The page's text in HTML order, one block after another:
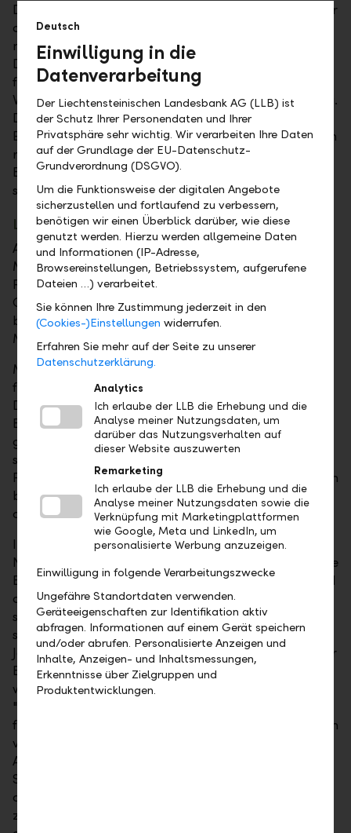
Die Eröffnung markiert einen bedeutenden Schritt für
die LLB und unterstreicht ihre Rolle als Anbieterin
massgeschneiderter Finanzlösungen in Deutschland.
Das Traditionshaus mit über 160-jähriger Geschichte
fokussiert sich auf die Vermögensstrukturierung, die
Vermögensverwaltung sowie auf die Anlageberatung.
Depotbank- und Execution-only-Services für
Endkunden von unabhängigen Vermögensverwaltern
runden das Portfolio der LLB ab. Der
Buchungsstandort ist Liechtenstein – einer der
sichersten Finanzplätze der Welt.
LLB mit starker Präsenz vor Ort
Anfang des Jahres hat die LLB mit rund 20
Mitarbeitenden das operative Geschäft in München,
Frankfurt und Düsseldorf aufgenommen. Der
Grossteil des restlichen Personals ist ebenfalls
bereits unter Vertrag und wird in den nächsten
Monaten die Standorte verstärken.
Martin Heutschi, Leiter Private Banking der LLB: "Wir
freuen uns sehr, dass wir für den Aufbau in
Deutschland hoch qualifizierte und erfahrene
Beraterinnen und Berater für dieLLB Deutschland
gewinnen konnten. Zudem ist es uns gelungen,
sämtliche Führungspositionen mit überzeugenden
Persönlichkeiten zu besetzen. Unsere Mitarbeitenden
bilden eine ausgezeichnete Basis für unsere
ambitionierten Pläne in Deutschland."
In München wird das Team von Jochen Schindler-
Nagy geleitet, der über 15 Jahre Erfahrung im Private
Banking mitbringt und zuvor bei der UBS Europe und
der Credit Suisse tätig war. Seine Expertise erstreckt
sich über Investmentbanking, Asset Management
sowie Spezialfondslösungen und Private Labelling.
Jochen Schindler-Nagy betont: "Als werteorientierter
Banker freue ich mich, für ein Institut tätig zu sein,
welches seine individuellen Werte "integer",
"respektvoll", "leidenschaftlich" und "exzellent" Tag
für Tag lebt. Mein Ziel ist es, für die Kunden der LLB ein
vertrauensvoller und verlässlicher Partner auf
Augenhöhe zu sein." Als stellvertretender
Standortleiter stösst mit Lennart Marx ein
ausgewiesener Kenner des Münchner Finanzplatzes
zur LLB. Er war zuletzt für das Wealth Management
Deutsch
Einwilligung in die
Datenverarbeitung
Der Liechtensteinischen Landesbank AG (LLB) ist
der Schutz Ihrer Personendaten und Ihrer
Privatsphäre sehr wichtig. Wir verarbeiten Ihre Daten
auf der Grundlage der EU-Datenschutz-
Grundverordnung (DSGVO).
Um die Funktionsweise der digitalen Angebote
sicherzustellen und fortlaufend zu verbessern,
benötigen wir einen Überblick darüber, wie diese
genutzt werden. Hierzu werden allgemeine Daten
und Informationen (IP-Adresse,
Browsereinstellungen, Betriebssystem, aufgerufene
Dateien …) verarbeitet.
Sie können Ihre Zustimmung jederzeit in den
(Cookies-)Einstellungen widerrufen.
Erfahren Sie mehr auf der Seite zu unserer
Datenschutzerklärung.
Analytics
Ich erlaube der LLB die Erhebung und die
Analyse meiner Nutzungsdaten, um
darüber das Nutzungsverhalten auf
dieser Website auszuwerten
Remarketing
Ich erlaube der LLB die Erhebung und die
Analyse meiner Nutzungsdaten sowie die
Verknüpfung mit Marketingplattformen
wie Google, Meta und LinkedIn, um
personalisierte Werbung anzuzeigen.
Einwilligung in folgende Verarbeitungszwecke
Ungefähre Standortdaten verwenden.
Geräteeigenschaften zur Identifikation aktiv
abfragen. Informationen auf einem Gerät speichern
und/oder abrufen. Personalisierte Anzeigen und
Inhalte, Anzeigen- und Inhaltsmessungen,
Erkenntnisse über Zielgruppen und
Produktentwicklungen.